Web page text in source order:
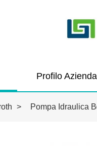
Profilo
> Pompa Idraulica